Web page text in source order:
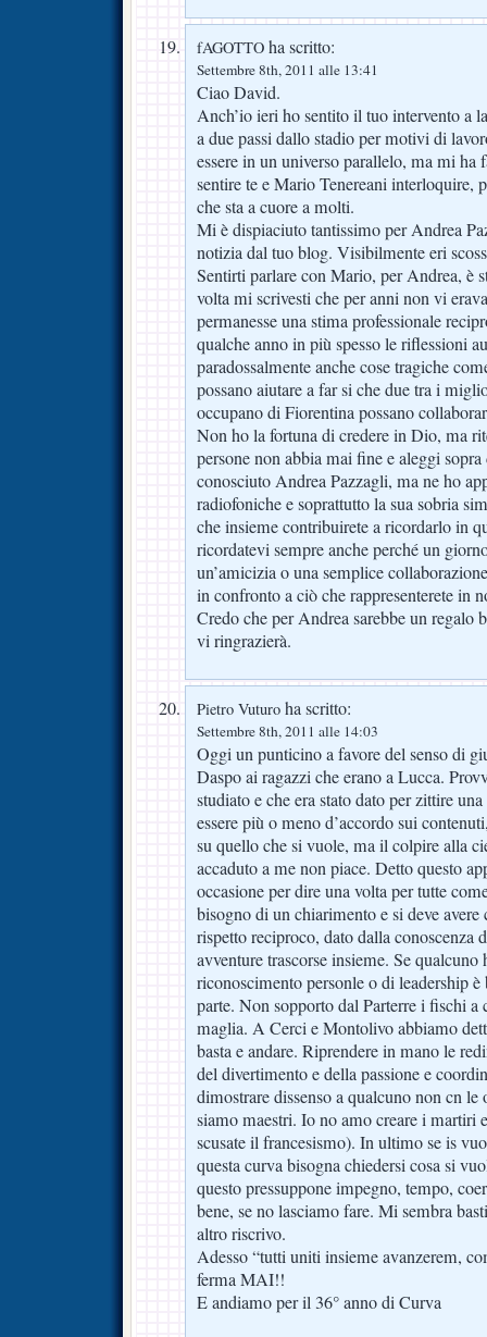
fAGOTTO ha scritto:
Settembre 8th, 2011 alle 13:41
Ciao David.
Anch’io ieri ho sentito il tuo intervento a
a due passi dallo stadio per motivi di
essere in un universo parallelo, ma mi ha
sentire te e Mario Tenereani interloquire,
che sta a cuore a molti.
Mi è dispiaciuto tantissimo per Andrea
notizia dal tuo blog. Visibilmente eri
Sentirti parlare con Mario, per Andrea, è
volta mi scrivesti che per anni non vi
permanesse una stima professionale
qualche anno in più spesso le riflessioni
paradossalmente anche cose tragiche
possano aiutare a far si che due tra i
occupano di Fiorentina possano
Non ho la fortuna di credere in Dio, ma
persone non abbia mai fine e aleggi
conosciuto Andrea Pazzagli, ma ne ho
radiofoniche e soprattutto la sua sobria
che insieme contribuirete a ricordarlo in
ricordatevi sempre anche perché un
un’amicizia o una semplice
in confronto a ciò che rappresenterete in
Credo che per Andrea sarebbe un regalo
vi ringrazierà.
Pietro Vuturo ha scritto:
Settembre 8th, 2011 alle 14:03
Oggi un punticino a favore del senso di
Daspo ai ragazzi che erano a Lucca.
studiato e che era stato dato per zittire
essere più o meno d’accordo sui
su quello che si vuole, ma il colpire alla
accaduto a me non piace. Detto questo
occasione per dire una volta per tutte
bisogno di un chiarimento e si deve
rispetto reciproco, dato dalla conoscenza
avventure trascorse insieme. Se
riconoscimento personle o di leadership
parte. Non sopporto dal Parterre i fischi a
maglia. A Cerci e Montolivo abbiamo
basta e andare. Riprendere in mano le
del divertimento e della passione e
dimostrare dissenso a qualcuno non cn
siamo maestri. Io no amo creare i martiri
scusate il francesismo). In ultimo se is
questa curva bisogna chiedersi cosa si
questo pressuppone impegno, tempo,
bene, se no lasciamo fare. Mi sembra
altro riscrivo.
Adesso “tutti uniti insieme avanzerem,
ferma MAI!!
E andiamo per il 36° anno di Curva